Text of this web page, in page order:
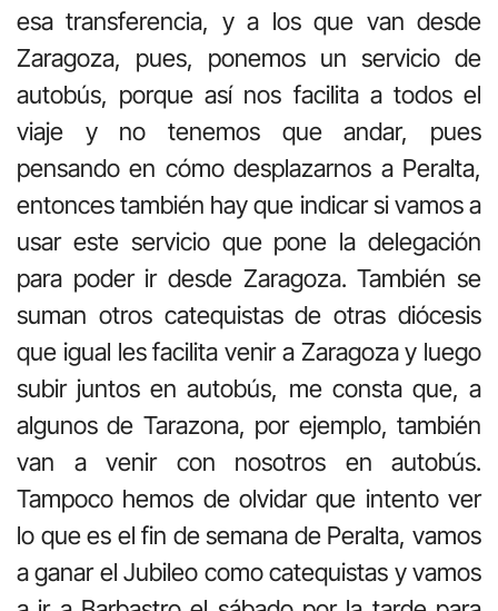
esa transferencia, y a los que van desde
Zaragoza, pues, ponemos un servicio de
autobús, porque así nos facilita a todos el
viaje y no tenemos que andar, pues
pensando en cómo desplazarnos a Peralta,
entonces también hay que indicar si vamos a
usar este servicio que pone la delegación
para poder ir desde Zaragoza. También se
suman otros catequistas de otras diócesis
que igual les facilita venir a Zaragoza y luego
subir juntos en autobús, me consta que, a
algunos de Tarazona, por ejemplo, también
van a venir con nosotros en autobús.
Tampoco hemos de olvidar que intento ver
lo que es el fin de semana de Peralta, vamos
a ganar el Jubileo como catequistas y vamos